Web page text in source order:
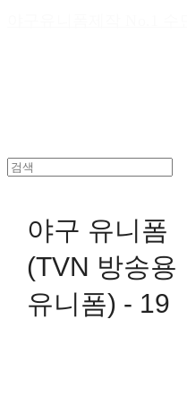
야구 유니폼
(TVN 방송용
유니폼) - 19